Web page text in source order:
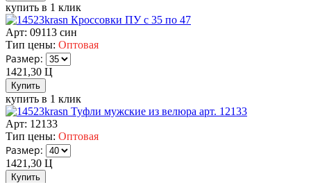
купить в 1 клик
Кроссовки ПУ с 35 по 47
Арт: 09113 син
Тип цены: Оптовая
Размер:
1421,30 Ц
купить в 1 клик
Туфли мужские из велюра арт. 12133
Арт: 12133
Тип цены: Оптовая
Размер:
1421,30 Ц